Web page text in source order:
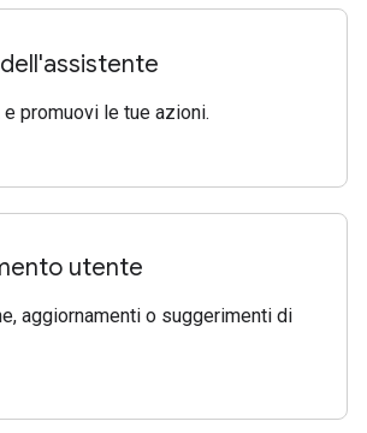
promuovi le tue azioni.
utente
aggiornamenti o suggerimenti di